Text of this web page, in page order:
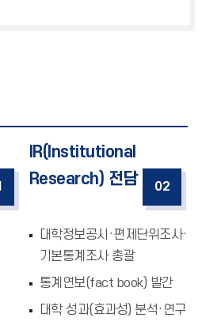
02
IR(Institutional
Research) 전담
대학정보공시·편제단위조사·
기본통계조사 총괄
통계연보(fact book) 발간
대학 성과(효과성) 분석·연구